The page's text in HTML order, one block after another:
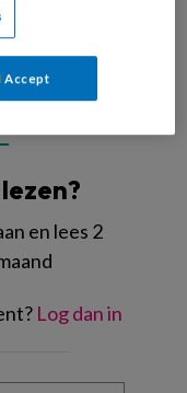
en lees 2
Log dan in
Accept